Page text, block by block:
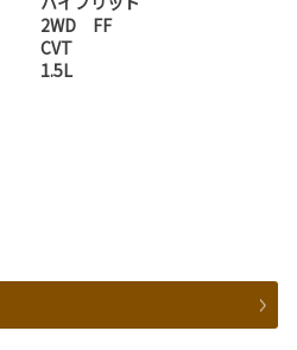
2WD FF
CVT
1.5L